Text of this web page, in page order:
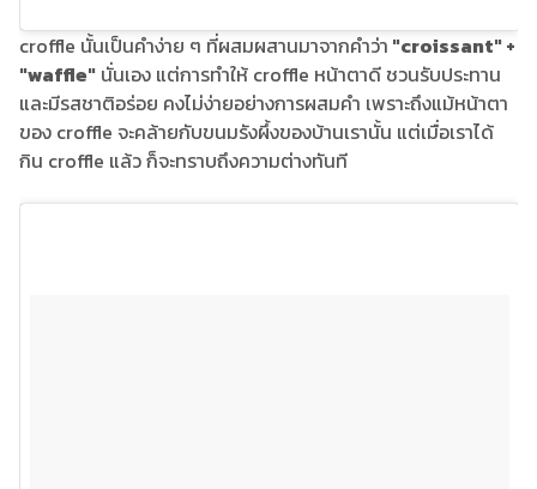
croffle นั้นเป็นคำง่าย ๆ ที่ผสมผสานมาจากคำว่า "croissant" +
"waffle" นั่นเอง แต่การทำให้ croffle หน้าตาดี ชวนรับประทาน
และมีรสชาติอร่อย คงไม่ง่ายอย่างการผสมคำ เพราะถึงแม้หน้าตา
ของ croffle จะคล้ายกับขนมรังผึ้งของบ้านเรานั้น แต่เมื่อเราได้
กิน croffle แล้ว ก็จะทราบถึงความต่างทันที